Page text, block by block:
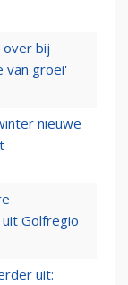
over bij
van groei'
nieuwe
Golfregio
uit: